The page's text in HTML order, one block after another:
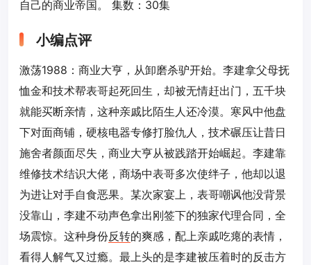
自己的商业帝国。 集数：30集
小编点评
激荡1988：商业大亨，从卸磨杀驴开始。李建拿父母抚
恤金和技术帮表哥起死回生，却被无情赶出门，五千块
就能买断亲情，这种亲戚比陌生人还冷漠。寒风中他盘
下对面商铺，硬核电器专修打脸仇人，技术碾压让昔日
施舍者颜面尽失，商业大亨从被践踏开始崛起。李建靠
维修技术结识大佬，商场中表哥多次使绊子，他却以退
为进让对手自食恶果。某次家宴上，表哥嘲讽他没背景
没靠山，李建不动声色拿出刚签下的独家代理合同，全
场震惊。这种身份反转的爽感，配上亲戚吃瘪的表情，
看得人解气又过瘾。最上头的是李建被压着时的反击方